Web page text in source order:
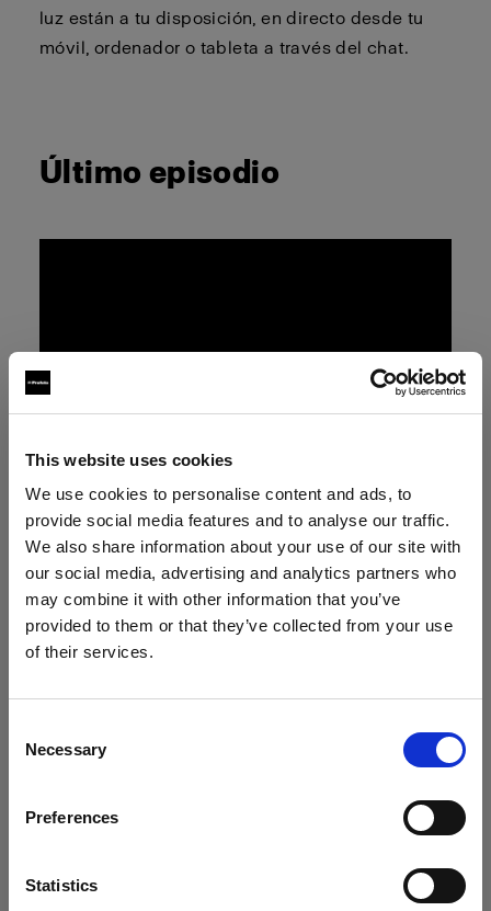
This website uses cookies
We use cookies to personalise content and ads, to
provide social media features and to analyse our traffic.
We also share information about your use of our site with
our social media, advertising and analytics partners who
may combine it with other information that you’ve
provided to them or that they’ve collected from your use
of their services.
Selection
Necessary
Preferences
Statistics
¿Quieres actualizar tu ubicación?
luz están a tu disposición, en directo desde tu
móvil, ordenador o tableta a través del chat.
Último episodio
Dos luces en una
En este episodio de Geared Up, únete a Chris
para que te muestre cómo conseguir dos luces
modeladores de luz necesitas y cómo funciona